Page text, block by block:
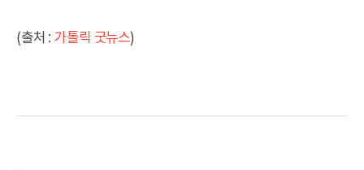
(출처 :가톨릭 굿뉴스)